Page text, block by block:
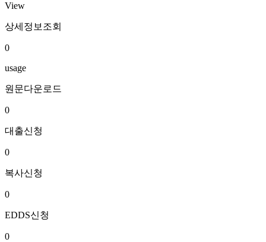
View
상세정보조회
0
usage
원문다운로드
0
대출신청
0
복사신청
0
EDDS신청
0